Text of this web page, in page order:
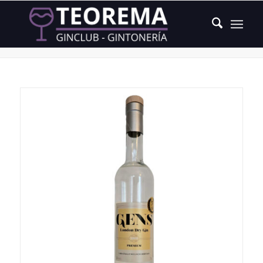
Producto